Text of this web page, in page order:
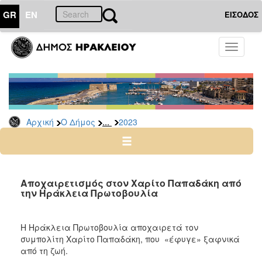
GR EN ΕΙΣΟΔΟΣ
Toggle
Αρχική Ο Δήμος ... 2023
ΔΗΜΟΣ
Δελτία
Τύπου
Αρχείο
2026
2024
2022
2020
2019
Αποχαιρετισμός στον Χαρίτο Παπαδάκη από
την Ηράκλεια Πρωτοβουλία
Η Ηράκλεια Πρωτοβουλία αποχαιρετά τον
συμπολίτη Χαρίτο Παπαδάκη, που «έφυγε» ξαφνικά
από τη ζωή.